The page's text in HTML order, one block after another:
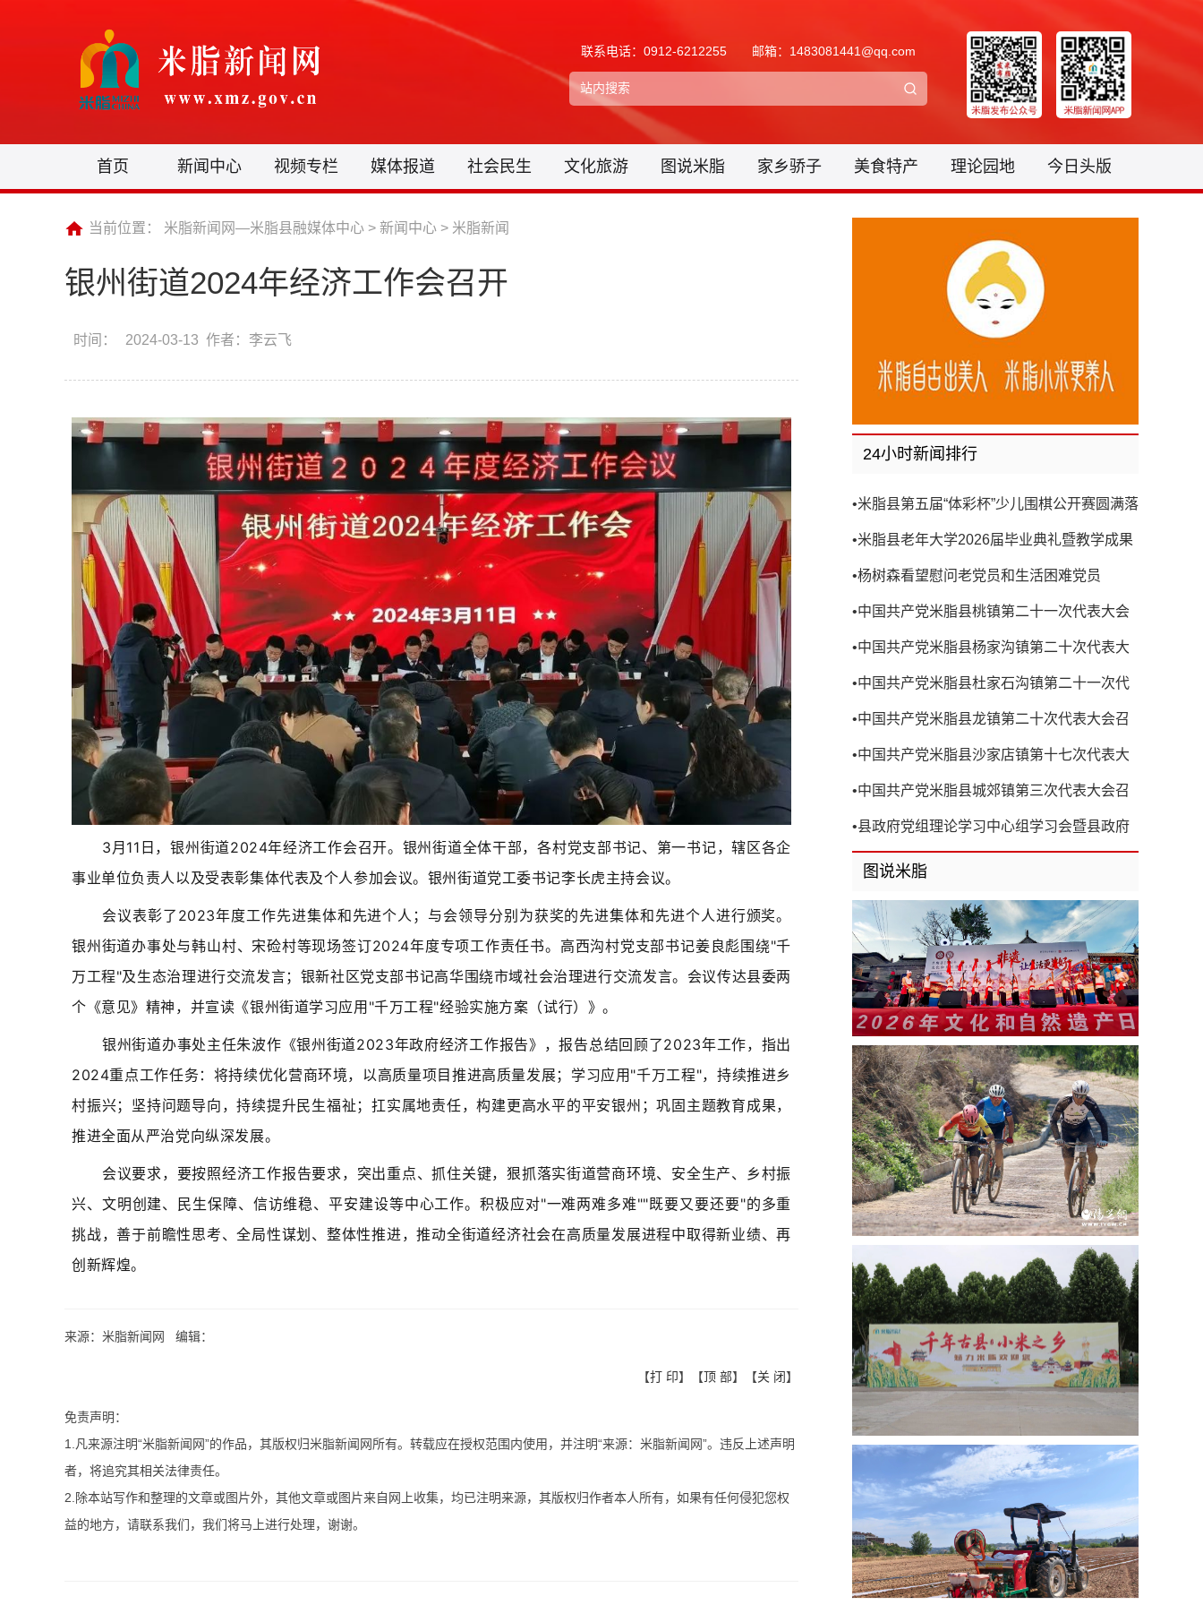
联系电话：0912-6212255 邮箱：1483081441@qq.com
首页 新闻中心 视频专栏 媒体报道 社会民生 文化旅游 图说米脂 家乡骄子 美食特产 理论园地 今日头版
当前位置： 米脂新闻网—米脂县融媒体中心 > 新闻中心 > 米脂新闻
银州街道2024年经济工作会召开
时间： 2024-03-13 作者：李云飞
​3月11日，银州街道2024年经济工作会召开。银州街道全体干部，各村党支部书记、第一书记，辖区各企
事业单位负责人以及受表彰集体代表及个人参加会议。银州街道党工委书记李长虎主持会议。
会议表彰了2023年度工作先进集体和先进个人；与会领导分别为获奖的先进集体和先进个人进行颁奖。
银州街道办事处与韩山村、宋硷村等现场签订2024年度专项工作责任书。高西沟村党支部书记姜良彪围绕"千
万工程"及生态治理进行交流发言；银新社区党支部书记高华围绕市域社会治理进行交流发言。会议传达县委两
个《意见》精神，并宣读《银州街道学习应用"千万工程"经验实施方案（试行）》。
银州街道办事处主任朱波作《银州街道2023年政府经济工作报告》，报告总结回顾了2023年工作，指出
2024重点工作任务：将持续优化营商环境，以高质量项目推进高质量发展；学习应用"千万工程"，持续推进乡
村振兴；坚持问题导向，持续提升民生福祉；扛实属地责任，构建更高水平的平安银州；巩固主题教育成果，
推进全面从严治党向纵深发展。
会议要求，要按照经济工作报告要求，突出重点、抓住关键，狠抓落实街道营商环境、安全生产、乡村振
兴、文明创建、民生保障、信访维稳、平安建设等中心工作。积极应对"一难两难多难""既要又要还要"的多重
挑战，善于前瞻性思考、全局性谋划、整体性推进，推动全街道经济社会在高质量发展进程中取得新业绩、再
创新辉煌。
来源：米脂新闻网 编辑：
【打 印】【顶 部】【关 闭】
免责声明：
1.凡来源注明“米脂新闻网”的作品，其版权归米脂新闻网所有。转载应在授权范围内使用，并注明“来源：米脂新闻网”。违反上述声明
者，将追究其相关法律责任。
2.除本站写作和整理的文章或图片外，其他文章或图片来自网上收集，均已注明来源，其版权归作者本人所有，如果有任何侵犯您权
益的地方，请联系我们，我们将马上进行处理，谢谢。
24小时新闻排行
•米脂县第五届“体彩杯”少儿围棋公开赛圆满落
•米脂县老年大学2026届毕业典礼暨教学成果
•杨树森看望慰问老党员和生活困难党员
•中国共产党米脂县桃镇第二十一次代表大会
•中国共产党米脂县杨家沟镇第二十次代表大
•中国共产党米脂县杜家石沟镇第二十一次代
•中国共产党米脂县龙镇第二十次代表大会召
•中国共产党米脂县沙家店镇第十七次代表大
•中国共产党米脂县城郊镇第三次代表大会召
•县政府党组理论学习中心组学习会暨县政府
第8次党组（扩大）会议召开
图说米脂